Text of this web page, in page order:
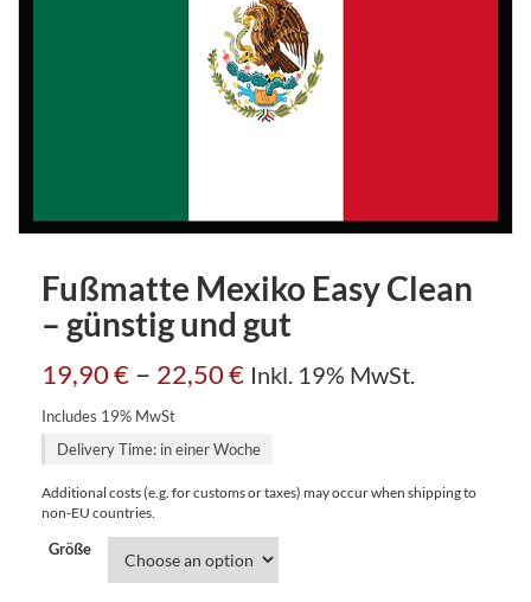
Fußmatte Mexiko Easy Clean
– günstig und gut
19,90€ – 22,50€ Inkl. 19% MwSt.
Includes 19% MwSt
Delivery Time: in einer Woche
Additional costs (e.g. for customs or taxes) may occur when shipping to
non-EU countries.
Größe